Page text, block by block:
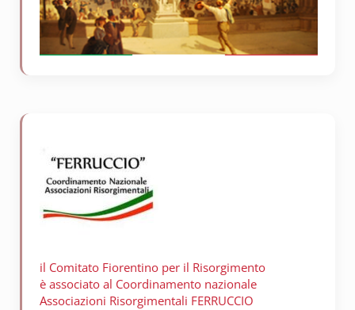
il Comitato Fiorentino per il Risorgimento
è associato al Coordinamento nazionale
Associazioni Risorgimentali FERRUCCIO